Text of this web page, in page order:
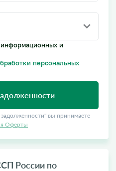
и
персональных
вы принимаете
Оферты
России по